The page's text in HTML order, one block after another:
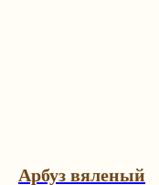
Арбуз вяленый
Подарочные наборы